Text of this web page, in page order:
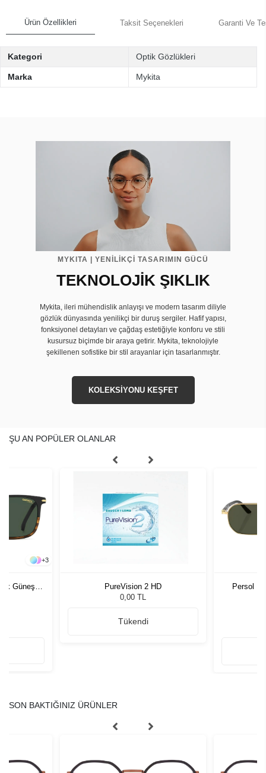
Ürün Özellikleri Taksit Seçenekleri Garanti Ve
Kategori Optik Gözlükleri
Marka Mykita
MYKITA | YENİLİKÇİ TASARIMIN GÜCÜ
TEKNOLOJİK ŞIKLIK
Mykita, ileri mühendislik anlayışı ve modern tasarım diliyle
gözlük dünyasında yenilikçi bir duruş sergiler. Hafif yapısı,
fonksiyonel detayları ve çağdaş estetiğiyle konforu ve stili
kusursuz biçimde bir araya getirir. Mykita, teknolojiyle
şekillenen sofistike bir stil arayanlar için tasarlanmıştır.
KOLEKSİYONU KEŞFET
ŞU AN POPÜLER OLANLAR
+3
Güneş
PureVision 2 HD
0,00 TL
Tükendi
Persol
SON BAKTIĞINIZ ÜRÜNLER